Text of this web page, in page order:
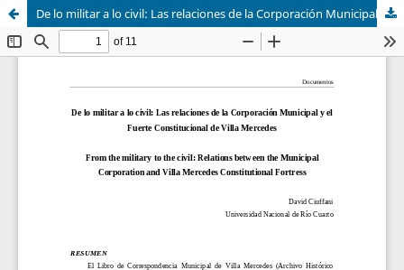
De lo militar a lo civil: Las relaciones de la Corporación Municipal y el Fuerte Constitucional de Villa Mercedes